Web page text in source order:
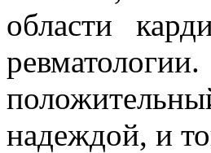
области
надеждой, и